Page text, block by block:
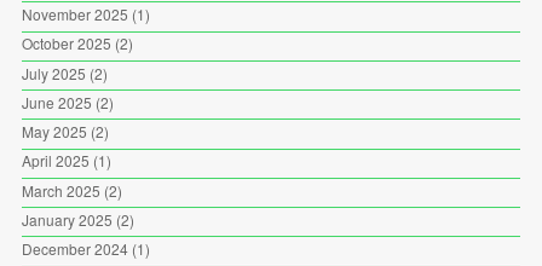
November 2025 (1)
October 2025 (2)
July 2025 (2)
June 2025 (2)
May 2025 (2)
April 2025 (1)
March 2025 (2)
January 2025 (2)
December 2024(1)